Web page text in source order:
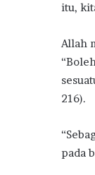
itu,
Allah
216).
pada